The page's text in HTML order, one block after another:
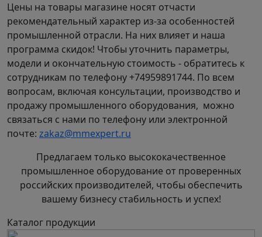
Цены на товары магазине носят отчасти
рекомендательный характер из-за особенностей
промышленной отрасли. На них влияет и наша
программа скидок! Чтобы уточнить параметры,
модели и окончательную стоимость - обратитесь к
сотрудникам по телефону +74959891744. По всем
вопросам, включая консультации, производство и
продажу промышленного оборудования, можно
связаться с нами по телефону или электронной
почте: zakaz@mmexpert.ru
Предлагаем только высококачественное
промышленное оборудование от проверенных
российских производителей, чтобы обеспечить
вашему бизнесу стабильность и успех!
Каталог продукции